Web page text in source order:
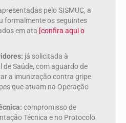
pelo SISMUC, a
formalmente os seguintes
em ata [confira aqui o
já solicitada à
de Saúde, com aguardo de
a imunização contra gripe
que atuam na Operação
compromisso de
Técnica e no Protocolo